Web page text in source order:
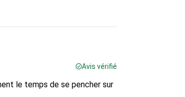
Avis vérifié
le temps de se pencher sur